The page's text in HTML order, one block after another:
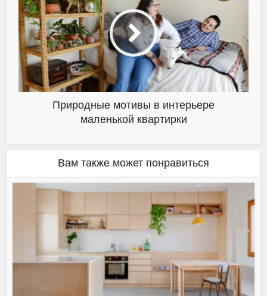
Природные мотивы в интерьере
маленькой квартирки
Вам также может понравиться